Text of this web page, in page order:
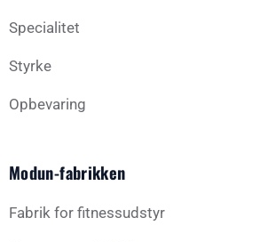
Specialitet
Styrke
Opbevaring
Modun-fabrikken
Fabrik for fitnessudstyr